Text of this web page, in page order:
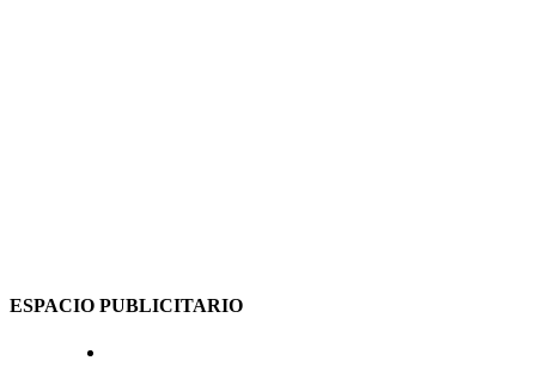
ESPACIO PUBLICITARIO